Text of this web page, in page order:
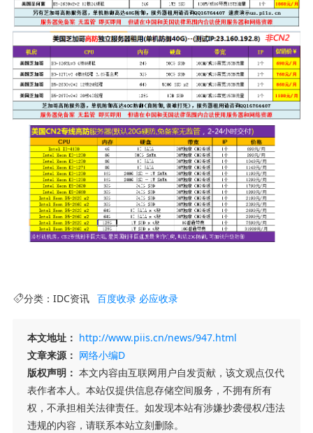
分类： IDC资讯 百度收录 必应收录
本文地址： http://www.piis.cn/news/947.html
文章来源： 网络小编D
版权声明： 本文内容由互联网用户自发贡献，该文观点仅代
表作者本人。本站仅提供信息存储空间服务，不拥有所有
权，不承担相关法律责任。如发现本站有涉嫌抄袭侵权/违法
违规的内容，请联系本站立刻删除。